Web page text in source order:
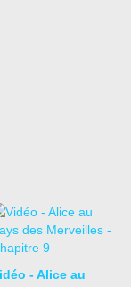
- Alice au